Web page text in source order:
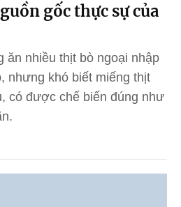
gốc thực sự của
ăn nhiều thịt bò ngoại nhập
nhưng khó biết miếng thịt
có được chế biến đúng như